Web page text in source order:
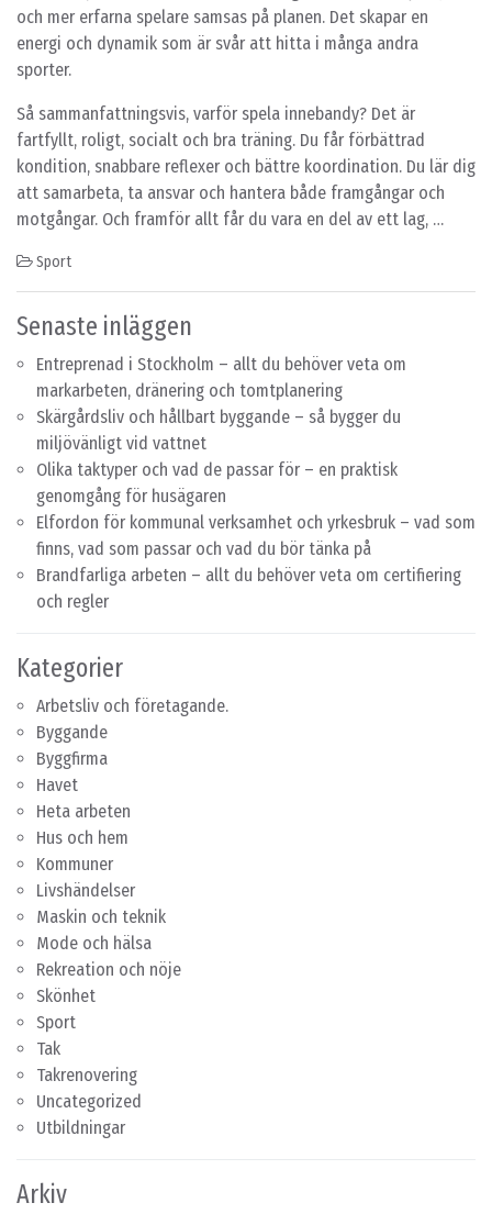
och mer erfarna spelare samsas på planen. Det skapar en
energi och dynamik som är svår att hitta i många andra
sporter.
Så sammanfattningsvis, varför spela innebandy? Det är
fartfyllt, roligt, socialt och bra träning. Du får förbättrad
kondition, snabbare reflexer och bättre koordination. Du lär dig
att samarbeta, ta ansvar och hantera både framgångar och
motgångar. Och framför allt får du vara en del av ett lag, …
Sport
Senaste inläggen
Entreprenad i Stockholm – allt du behöver veta om
markarbeten, dränering och tomtplanering
Skärgårdsliv och hållbart byggande – så bygger du
miljövänligt vid vattnet
Olika taktyper och vad de passar för – en praktisk
genomgång för husägaren
Elfordon för kommunal verksamhet och yrkesbruk – vad som
finns, vad som passar och vad du bör tänka på
Brandfarliga arbeten – allt du behöver veta om certifiering
och regler
Kategorier
Arbetsliv och företagande.
Byggande
Byggfirma
Havet
Heta arbeten
Hus och hem
Kommuner
Livshändelser
Maskin och teknik
Mode och hälsa
Rekreation och nöje
Skönhet
Sport
Tak
Takrenovering
Uncategorized
Utbildningar
Arkiv